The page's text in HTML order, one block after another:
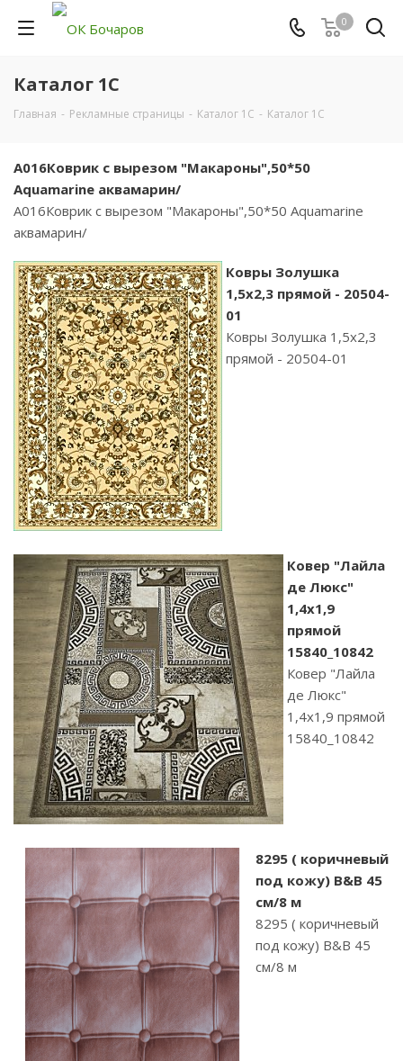
0
Каталог 1С
Главная - Рекламные страницы - Каталог 1С - Каталог 1С
А016Коврик с вырезом "Макароны",50*50
Aquamarine аквамарин/
А016Коврик с вырезом "Макароны",50*50 Aquamarine
аквамарин/
Ковры Золушка
1,5х2,3 прямой - 20504-
01
Ковры Золушка 1,5х2,3
прямой - 20504-01
Ковер "Лайла
де Люкс"
1,4х1,9
прямой
15840_10842
Ковер "Лайла
де Люкс"
1,4х1,9 прямой
15840_10842
8295 ( коричневый
под кожу) B&B 45
см/8 м
8295 ( коричневый
под кожу) B&B 45
см/8 м